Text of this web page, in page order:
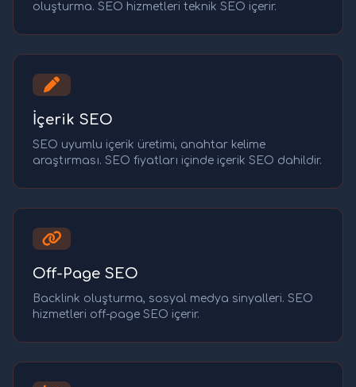
oluşturma. SEO hizmetleri teknik SEO içerir.
İçerik SEO
SEO uyumlu içerik üretimi, anahtar kelime
araştırması. SEO fiyatları içinde içerik SEO dahildir.
Off-Page SEO
Backlink oluşturma, sosyal medya sinyalleri. SEO
hizmetleri off-page SEO içerir.